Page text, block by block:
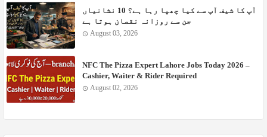
آپ کا شیف آپ سے کیا چھپا رہا ہے؟ 10 نشانیاں
جن سے روزانہ نقصان ہوتا ہے
August 03, 2026
NFC The Pizza Expert Lahore Jobs Today 2026 –
Cashier, Waiter & Rider Required
August 02, 2026